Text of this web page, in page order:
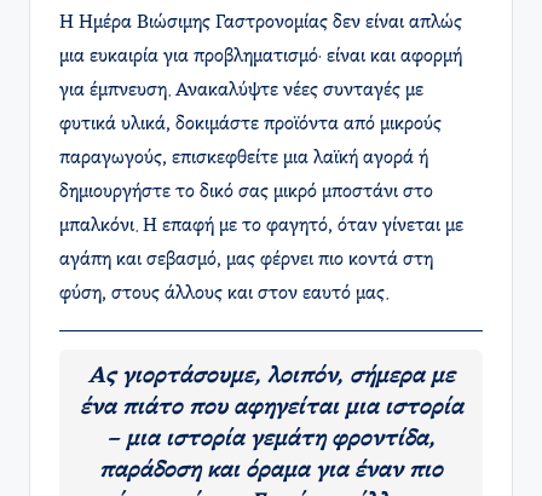
Η Ημέρα Βιώσιμης Γαστρονομίας δεν είναι απλώς
μια ευκαιρία για προβληματισμό· είναι και αφορμή
για έμπνευση. Ανακαλύψτε νέες συνταγές με
φυτικά υλικά, δοκιμάστε προϊόντα από μικρούς
παραγωγούς, επισκεφθείτε μια λαϊκή αγορά ή
δημιουργήστε το δικό σας μικρό μποστάνι στο
μπαλκόνι. Η επαφή με το φαγητό, όταν γίνεται με
αγάπη και σεβασμό, μας φέρνει πιο κοντά στη
φύση, στους άλλους και στον εαυτό μας.
Ας γιορτάσουμε, λοιπόν, σήμερα με
ένα πιάτο που αφηγείται μια ιστορία
– μια ιστορία γεμάτη φροντίδα,
παράδοση και όραμα για έναν πιο